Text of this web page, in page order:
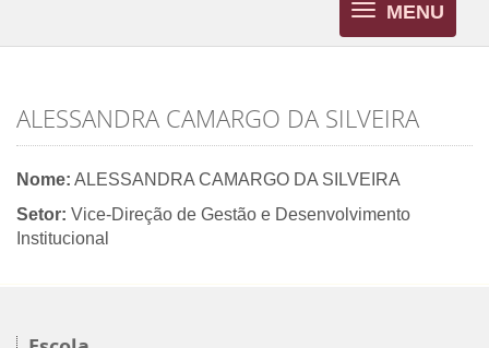
MENU
Toggle
navigation
ALESSANDRA CAMARGO DA SILVEIRA
Nome: ALESSANDRA CAMARGO DA SILVEIRA
Setor: Vice-Direção de Gestão e Desenvolvimento
Institucional